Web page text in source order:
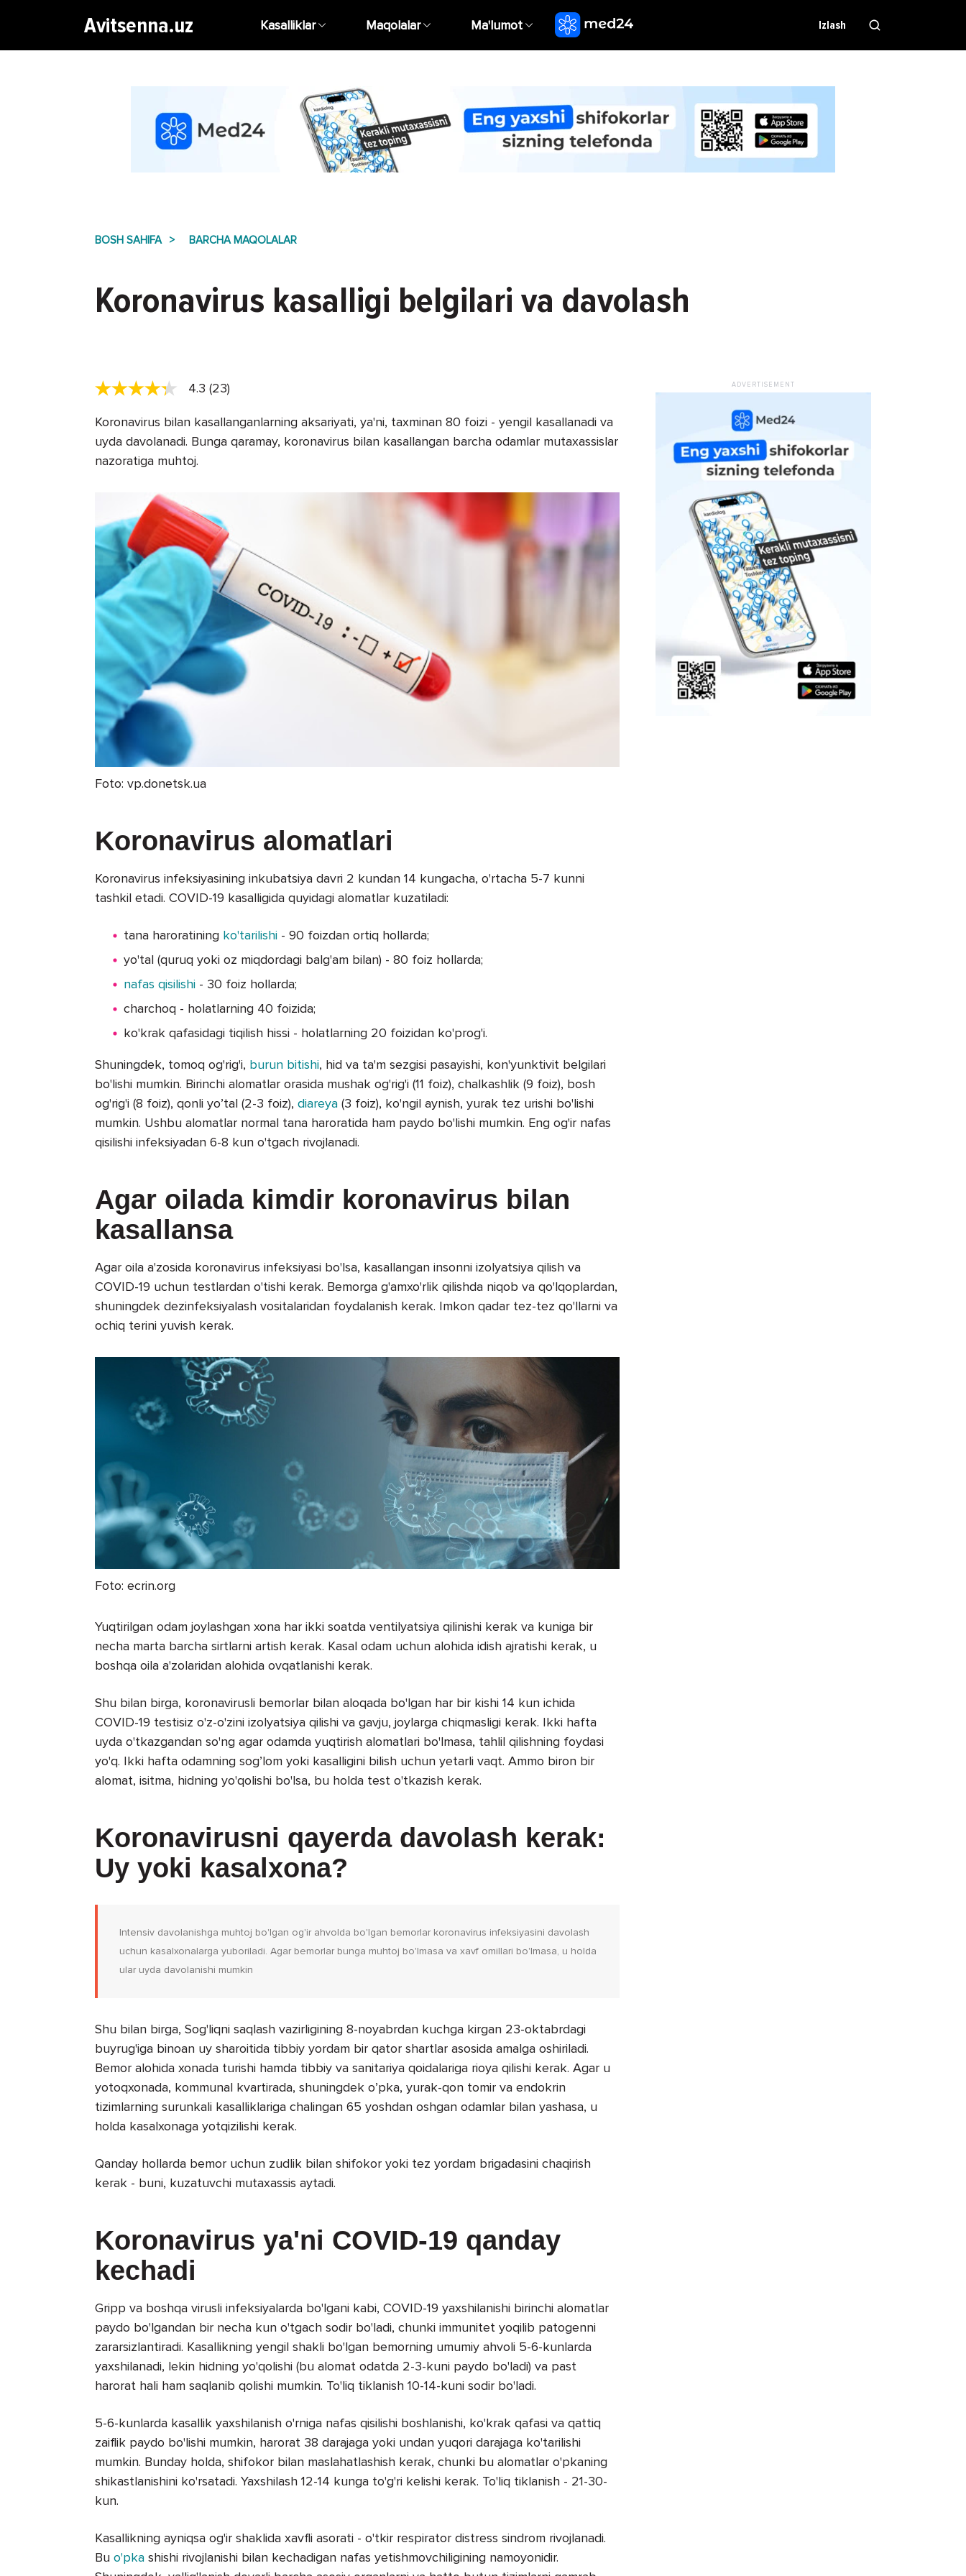
Avitsenna.uz Kasalliklar Maqolalar Ma'lumot Izlash
BOSH SAHIFA BARCHA MAQOLALAR
Koronavirus kasalligi belgilari va davolash
4.3 (23)
Koronavirus bilan kasallanganlarning aksariyati, ya'ni, taxminan 80 foizi - yengil kasallanadi va
uyda davolanadi. Bunga qaramay, koronavirus bilan kasallangan barcha odamlar mutaxassislar
nazoratiga muhtoj.
Foto: vp.donetsk.ua
Koronavirus alomatlari
Koronavirus infeksiyasining inkubatsiya davri 2 kundan 14 kungacha, o'rtacha 5-7 kunni
tashkil etadi. COVID-19 kasalligida quyidagi alomatlar kuzatiladi:
tana haroratining ko'tarilishi - 90 foizdan ortiq hollarda;
yo'tal (quruq yoki oz miqdordagi balg'am bilan) - 80 foiz hollarda;
nafas qisilishi - 30 foiz hollarda;
charchoq - holatlarning 40 foizida;
ko'krak qafasidagi tiqilish hissi - holatlarning 20 foizidan ko'prog'i.
Shuningdek, tomoq og'rig'i, burun bitishi, hid va ta'm sezgisi pasayishi, kon'yunktivit belgilari
bo'lishi mumkin. Birinchi alomatlar orasida mushak og'rig'i (11 foiz), chalkashlik (9 foiz), bosh
og'rig'i (8 foiz), qonli yo’tal (2-3 foiz), diareya (3 foiz), ko'ngil aynish, yurak tez urishi bo'lishi
mumkin. Ushbu alomatlar normal tana haroratida ham paydo bo'lishi mumkin. Eng og'ir nafas
qisilishi infeksiyadan 6-8 kun o'tgach rivojlanadi.
Agar oilada kimdir koronavirus bilan
kasallansa
Agar oila a'zosida koronavirus infeksiyasi bo'lsa, kasallangan insonni izolyatsiya qilish va
COVID-19 uchun testlardan o'tishi kerak. Bemorga g'amxo'rlik qilishda niqob va qo'lqoplardan,
shuningdek dezinfeksiyalash vositalaridan foydalanish kerak. Imkon qadar tez-tez qo'llarni va
ochiq terini yuvish kerak.
Foto: ecrin.org
Yuqtirilgan odam joylashgan xona har ikki soatda ventilyatsiya qilinishi kerak va kuniga bir
necha marta barcha sirtlarni artish kerak. Kasal odam uchun alohida idish ajratishi kerak, u
boshqa oila a'zolaridan alohida ovqatlanishi kerak.
Shu bilan birga, koronavirusli bemorlar bilan aloqada bo'lgan har bir kishi 14 kun ichida
COVID-19 testisiz o'z-o'zini izolyatsiya qilishi va gavju, joylarga chiqmasligi kerak. Ikki hafta
uyda o'tkazgandan so'ng agar odamda yuqtirish alomatlari bo'lmasa, tahlil qilishning foydasi
yo'q. Ikki hafta odamning sog’lom yoki kasalligini bilish uchun yetarli vaqt. Ammo biron bir
alomat, isitma, hidning yo'qolishi bo'lsa, bu holda test o'tkazish kerak.
Koronavirusni qayerda davolash kerak:
Uy yoki kasalxona?
Intensiv davolanishga muhtoj bo'lgan og'ir ahvolda bo'lgan bemorlar koronavirus infeksiyasini davolash
uchun kasalxonalarga yuboriladi. Agar bemorlar bunga muhtoj bo'lmasa va xavf omillari bo'lmasa, u holda
ular uyda davolanishi mumkin
Shu bilan birga, Sog'liqni saqlash vazirligining 8-noyabrdan kuchga kirgan 23-oktabrdagi
buyrug'iga binoan uy sharoitida tibbiy yordam bir qator shartlar asosida amalga oshiriladi.
Bemor alohida xonada turishi hamda tibbiy va sanitariya qoidalariga rioya qilishi kerak. Agar u
yotoqxonada, kommunal kvartirada, shuningdek o’pka, yurak-qon tomir va endokrin
tizimlarning surunkali kasalliklariga chalingan 65 yoshdan oshgan odamlar bilan yashasa, u
holda kasalxonaga yotqizilishi kerak.
Qanday hollarda bemor uchun zudlik bilan shifokor yoki tez yordam brigadasini chaqirish
kerak - buni, kuzatuvchi mutaxassis aytadi.
Koronavirus ya'ni COVID-19 qanday
kechadi
Gripp va boshqa virusli infeksiyalarda bo'lgani kabi, COVID-19 yaxshilanishi birinchi alomatlar
paydo bo'lgandan bir necha kun o'tgach sodir bo'ladi, chunki immunitet yoqilib patogenni
zararsizlantiradi. Kasallikning yengil shakli bo'lgan bemorning umumiy ahvoli 5-6-kunlarda
yaxshilanadi, lekin hidning yo'qolishi (bu alomat odatda 2-3-kuni paydo bo'ladi) va past
harorat hali ham saqlanib qolishi mumkin. To'liq tiklanish 10-14-kuni sodir bo'ladi.
5-6-kunlarda kasallik yaxshilanish o'rniga nafas qisilishi boshlanishi, ko'krak qafasi va qattiq
zaiflik paydo bo'lishi mumkin, harorat 38 darajaga yoki undan yuqori darajaga ko'tarilishi
mumkin. Bunday holda, shifokor bilan maslahatlashish kerak, chunki bu alomatlar o'pkaning
shikastlanishini ko'rsatadi. Yaxshilash 12-14 kunga to'g'ri kelishi kerak. To'liq tiklanish - 21-30-
kun.
Kasallikning ayniqsa og'ir shaklida xavfli asorati - o'tkir respirator distress sindrom rivojlanadi.
Bu o'pka shishi rivojlanishi bilan kechadigan nafas yetishmovchiligining namoyonidir.